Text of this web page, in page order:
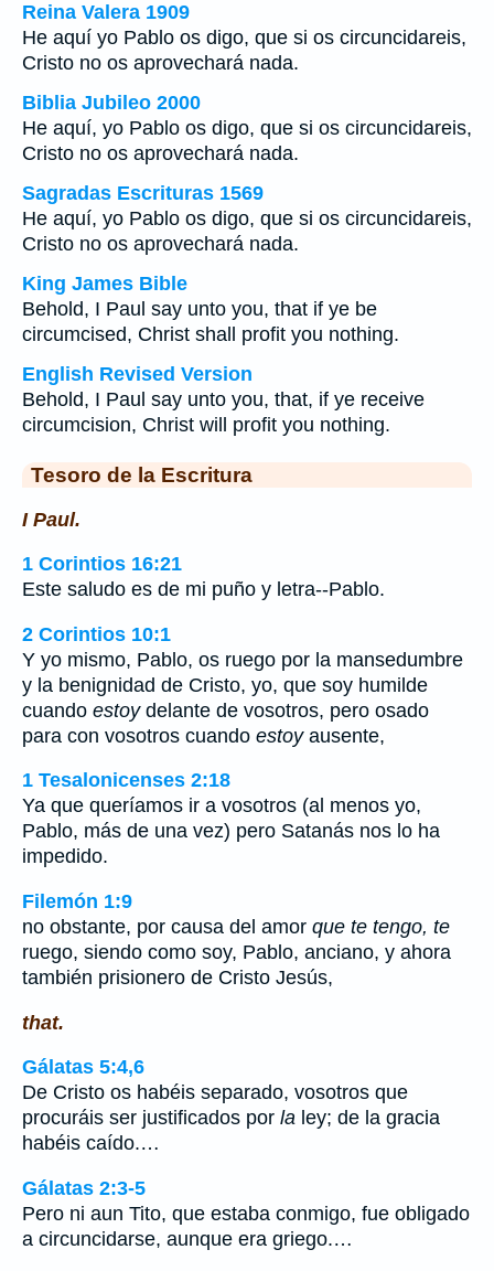
Reina Valera 1909
He aquí yo Pablo os digo, que si os circuncidareis,
Cristo no os aprovechará nada.
Biblia Jubileo 2000
He aquí, yo Pablo os digo, que si os circuncidareis,
Cristo no os aprovechará nada.
Sagradas Escrituras 1569
He aquí, yo Pablo os digo, que si os circuncidareis,
Cristo no os aprovechará nada.
King James Bible
Behold, I Paul say unto you, that if ye be
circumcised, Christ shall profit you nothing.
English Revised Version
Behold, I Paul say unto you, that, if ye receive
circumcision, Christ will profit you nothing.
Tesoro de la Escritura
I Paul.
1 Corintios 16:21
Este saludo es de mi puño y letra--Pablo.
2 Corintios 10:1
Y yo mismo, Pablo, os ruego por la mansedumbre
y la benignidad de Cristo, yo, que soy humilde
cuando estoydelante de vosotros, pero osado
para con vosotros cuando estoyausente,
1 Tesalonicenses 2:18
Ya que queríamos ir a vosotros (al menos yo,
Pablo, más de una vez) pero Satanás nos lo ha
impedido.
Filemón 1:9
no obstante, por causa del amor que te tengo, te
ruego, siendo como soy, Pablo, anciano, y ahora
también prisionero de Cristo Jesús,
that.
Gálatas 5:4,6
De Cristo os habéis separado, vosotros que
procuráis ser justificados por la ley; de la gracia
habéis caído.…
Gálatas 2:3-5
Pero ni aun Tito, que estaba conmigo, fue obligado
a circuncidarse, aunque era griego.…